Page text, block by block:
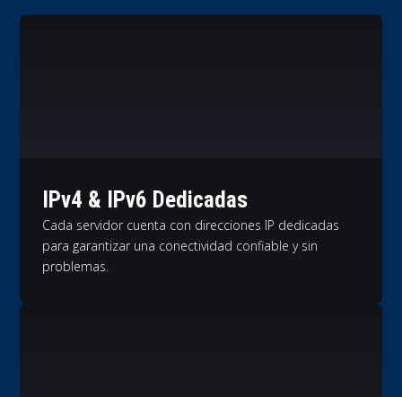
IPv4 & IPv6 Dedicadas
Cada servidor cuenta con direcciones IP dedicadas
para garantizar una conectividad confiable y sin
problemas.